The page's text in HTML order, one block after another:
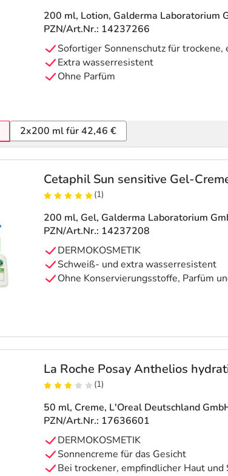
200 ml, Lotion, Galderma Laboratorium
PZN/Art.Nr.: 14237266
Sofortiger Sonnenschutz für trockene,
Extra wasserresistent
Ohne Parfüm
2x200 ml für 42,46 €
Cetaphil Sun sensitive Gel-
(1)
200 ml, Gel, Galderma Laboratorium
PZN/Art.Nr.: 14237208
DERMOKOSMETIK
Schweiß- und extra wasserresistent
Ohne Konservierungsstoffe, Parfüm
La Roche Posay Anthelios
(1)
50 ml, Creme, L'Oreal Deutschland
PZN/Art.Nr.: 17636601
DERMOKOSMETIK
Sonnencreme für das Gesicht
Bei trockener, empfindlicher Haut und